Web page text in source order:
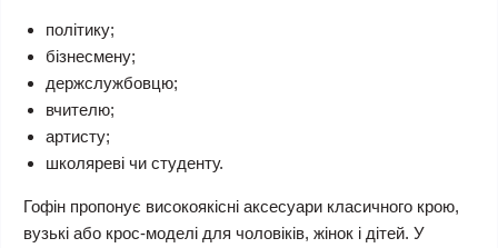
політику;
бізнесмену;
держслужбовцю;
вчителю;
артисту;
школяреві чи студенту.
Гофін пропонує високоякісні аксесуари класичного крою,
вузькі або крос-моделі для чоловіків, жінок і дітей. У